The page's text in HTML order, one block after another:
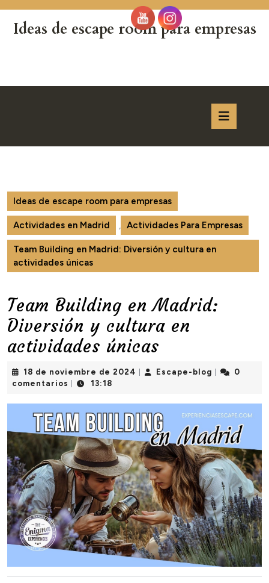
contenido
Ideas de escape room para empresas
Ideas de escape room para empresas
Actividades en Madrid , Actividades Para Empresas
Team Building en Madrid: Diversión y cultura en
actividades únicas
Team Building en Madrid:
Diversión y cultura en
actividades únicas
18 de noviembre de 2024 18
de
2024
Escape-blog Escape-
0
comentarios
13:18